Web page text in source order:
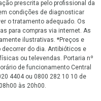
prescrita pelo profissional da
condições de diagnosticar
o tratamento adequado. Os
para compras via internet. As
ilustrativas. *Preços e
do dia. Antibióticos e
ou televendas. Portaria nº
de funcionamento Central
4404 ou 0800 282 10 10 de
às 20h00.